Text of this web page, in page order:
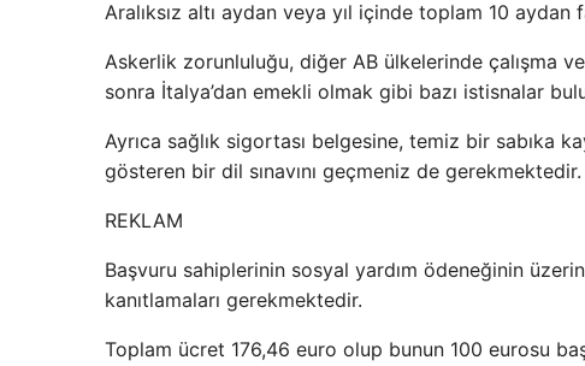
Aralıksız altı aydan veya yıl içinde toplam 10
Askerlik zorunluluğu, diğer AB ülkelerinde çalışma
sonra İtalya’dan emekli olmak gibi bazı istisnalar
Ayrıca sağlık sigortası belgesine, temiz bir sabıka
gösteren bir dil sınavını geçmeniz de gerekmektedir.
REKLAM
Başvuru sahiplerinin sosyal yardım ödeneğinin
kanıtlamaları gerekmektedir.
Toplam ücret 176,46 euro olup bunun 100 eurosu